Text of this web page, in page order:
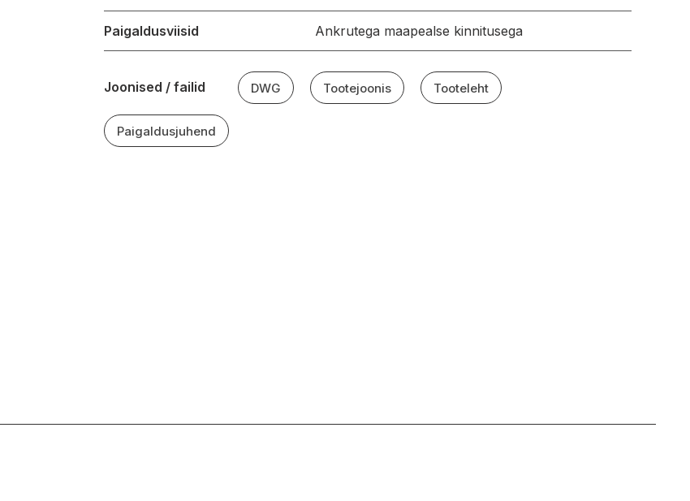
Paigaldusviisid Ankrutega maapealse kinnitusega
Joonised / failid DWG Tootejoonis Tooteleht
Paigaldusjuhend